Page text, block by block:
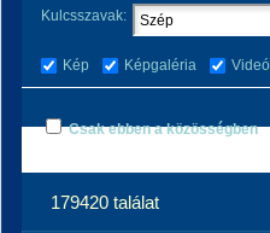
Kulcsszavak:
Kép Képgaléria Videó
Csak ebben a közösségben
179420 találat